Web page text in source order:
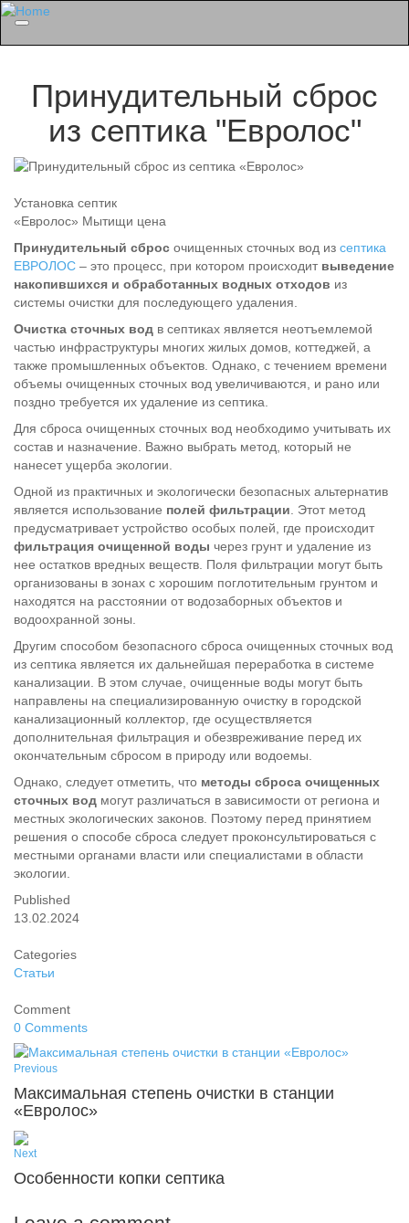
Принудительный сброс
из септика "Евролос"
Установка септик
«Евролос» Мытищи цена
Принудительный сброс очищенных сточных вод из септика
ЕВРОЛОС – это процесс, при котором происходит выведение
накопившихся и обработанных водных отходов из
системы очистки для последующего удаления.
Очистка сточных вод в септиках является неотъемлемой
частью инфраструктуры многих жилых домов, коттеджей, а
также промышленных объектов. Однако, с течением времени
объемы очищенных сточных вод увеличиваются, и рано или
поздно требуется их удаление из септика.
Для сброса очищенных сточных вод необходимо учитывать их
состав и назначение. Важно выбрать метод, который не
нанесет ущерба экологии.
Одной из практичных и экологически безопасных альтернатив
является использование полей фильтрации. Этот метод
предусматривает устройство особых полей, где происходит
фильтрация очищенной воды через грунт и удаление из
нее остатков вредных веществ. Поля фильтрации могут быть
организованы в зонах с хорошим поглотительным грунтом и
находятся на расстоянии от водозаборных объектов и
водоохранной зоны.
Другим способом безопасного сброса очищенных сточных вод
из септика является их дальнейшая переработка в системе
канализации. В этом случае, очищенные воды могут быть
направлены на специализированную очистку в городской
канализационный коллектор, где осуществляется
дополнительная фильтрация и обезвреживание перед их
окончательным сбросом в природу или водоемы.
Однако, следует отметить, что методы сброса очищенных
сточных вод могут различаться в зависимости от региона и
местных экологических законов. Поэтому перед принятием
решения о способе сброса следует проконсультироваться с
местными органами власти или специалистами в области
экологии.
Published
13.02.2024
Categories
Статьи
Comment
0 Comments
Previous
Максимальная степень очистки в станции
«Евролос»
Next
Особенности копки септика